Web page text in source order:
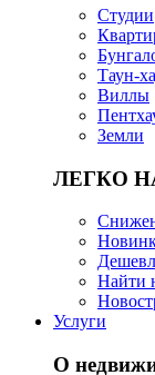
Студии
Таун-
Виллы
Земли
ЛЕГКО
Найти
Услуги
О